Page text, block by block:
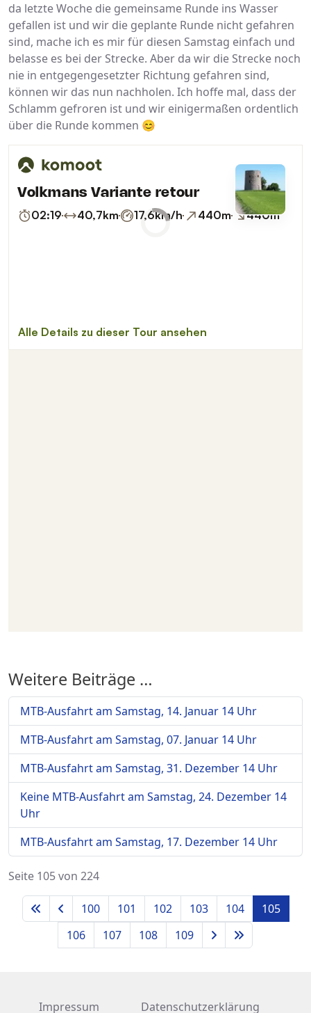
da letzte Woche die gemeinsame Runde ins Wasser
gefallen ist und wir die geplante Runde nicht gefahren
sind, mache ich es mir für diesen Samstag einfach und
belasse es bei der Strecke. Aber da wir die Strecke noch
nie in entgegengesetzter Richtung gefahren sind,
können wir das nun nachholen. Ich hoffe mal, dass der
Schlamm gefroren ist und wir einigermaßen ordentlich
über die Runde kommen 😊
Weitere Beiträge …
MTB-Ausfahrt am Samstag, 14. Januar 14 Uhr
MTB-Ausfahrt am Samstag, 07. Januar 14 Uhr
MTB-Ausfahrt am Samstag, 31. Dezember 14 Uhr
Keine MTB-Ausfahrt am Samstag, 24. Dezember 14
Uhr
MTB-Ausfahrt am Samstag, 17. Dezember 14 Uhr
Seite 105 von 224
100 101 102 103 104
105
106
107 108 109
Impressum Datenschutzerklärung